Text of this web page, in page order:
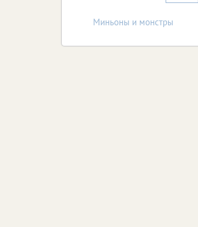
Миньоны и монстры